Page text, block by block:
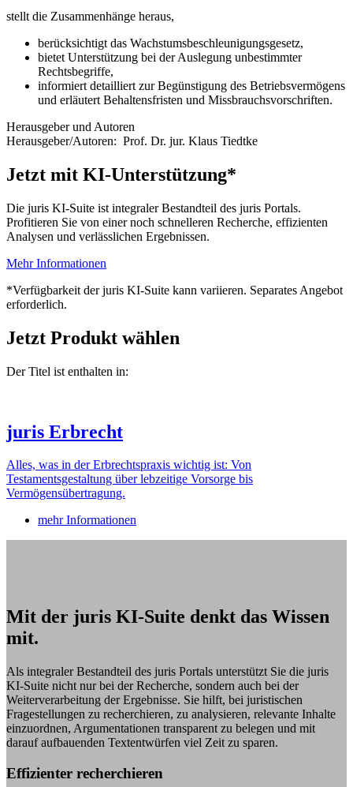
stellt die Zusammenhänge heraus,
berücksichtigt das Wachstumsbeschleunigungsgesetz,
bietet Unterstützung bei der Auslegung unbestimmter
Rechtsbegriffe,
informiert detailliert zur Begünstigung des Betriebsvermögens
und erläutert Behaltensfristen und Missbrauchsvorschriften.
Herausgeber und Autoren
Herausgeber/Autoren: Prof. Dr. jur. Klaus Tiedtke
Jetzt mit KI-Unterstützung*
Die juris KI-Suite ist integraler Bestandteil des juris Portals.
Profitieren Sie von einer noch schnelleren Recherche, effizienten
Analysen und verlässlichen Ergebnissen.
Mehr Informationen
*Verfügbarkeit der juris KI-Suite kann variieren. Separates Angebot
erforderlich.
Jetzt Produkt wählen
Der Titel ist enthalten in:
juris Erbrecht
Alles, was in der Erbrechtspraxis wichtig ist: Von
Testamentsgestaltung über lebzeitige Vorsorge bis
Vermögensübertragung.
mehr Informationen
Mit der juris KI-Suite denkt das Wissen
mit.
Als integraler Bestandteil des juris Portals unterstützt Sie die juris
KI-Suite nicht nur bei der Recherche, sondern auch bei der
Weiterverarbeitung der Ergebnisse. Sie hilft, bei juristischen
Fragestellungen zu recherchieren, zu analysieren, relevante Inhalte
einzuordnen, Argumentationen transparent zu belegen und mit
darauf aufbauenden Textentwürfen viel Zeit zu sparen.
Effizienter recherchieren